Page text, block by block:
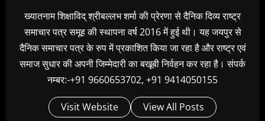
ख्यातनाम शिक्षाविद् श्रीबल्लभ शर्मा की प्रेरणा से दैनिक दिव्य राष्ट्र
समाचार पत्र समूह की स्थापना वर्ष 2016 में हुई थी। यह जयपुर से
दैनिक समाचार पत्र के रुप में प्रकाशित किया जा रहा है और राष्ट्र एवं
समाज सुधार की अपनी जिम्मेदारी का बखूबी निर्वहन कर रहा है। संपर्क
नम्बर:-+91 9660653702, +91 9414050155
Visit Website View All Posts